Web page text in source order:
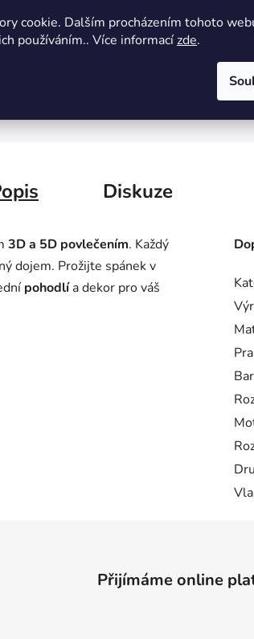
cookie. Dalším procházením tohoto
používáním.. Více informacízde.
dobrá komunikace i cena. Zboží bylo
druhý den.
Diskuze
3D a 5D povlečením. Každý
dojem. Prožijte spánek v
pohodlía dekor pro váš
Přijímáme online